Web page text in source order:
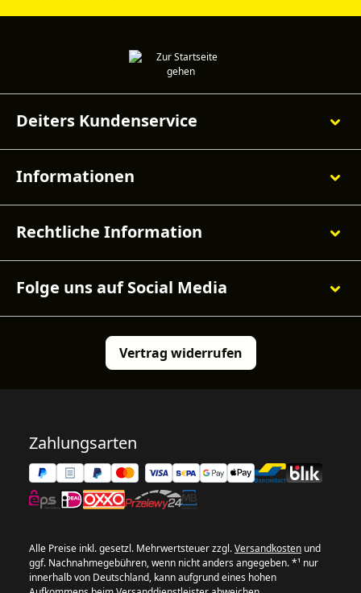
Deiters Kundenservice
Informationen
Rechtliche Information
Folge uns auf Social Media
Vertrag widerrufen
Zahlungsarten
Alle Preise inkl. gesetzl. Mehrwertsteuer zzgl.Versandkosten und
ggf. Nachnahmegebühren, wenn nicht anders angegeben. *¹ nur
innerhalb von Deutschland, kann aufgrund eines hohen